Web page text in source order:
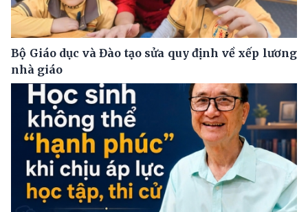
Bộ Giáo dục và Đào tạo sửa quy định về xếp lương
nhà giáo